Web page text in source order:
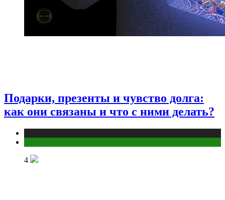
Подарки, презенты и чувство долга:
как они связаны и что с ними делать?
4